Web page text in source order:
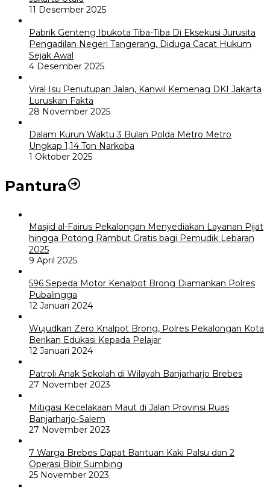
11 Desember 2025
Pabrik Genteng Ibukota Tiba-Tiba Di Eksekusi Jurusita
Pengadilan Negeri Tangerang, Diduga Cacat Hukum
Sejak Awal
4 Desember 2025
Viral Isu Penutupan Jalan, Kanwil Kemenag DKI Jakarta
Luruskan Fakta
28 November 2025
Dalam Kurun Waktu 3 Bulan Polda Metro Metro
Ungkap 1,14 Ton Narkoba
1 Oktober 2025
Pantura
Masjid al-Fairus Pekalongan Menyediakan Layanan Pijat
hingga Potong Rambut Gratis bagi Pemudik Lebaran
2025
9 April 2025
596 Sepeda Motor Kenalpot Brong Diamankan Polres
Pubalingga
12 Januari 2024
Wujudkan Zero Knalpot Brong, Polres Pekalongan Kota
Berikan Edukasi Kepada Pelajar
12 Januari 2024
Patroli Anak Sekolah di Wilayah Banjarharjo Brebes
27 November 2023
Mitigasi Kecelakaan Maut di Jalan Provinsi Ruas
Banjarharjo-Salem
27 November 2023
7 Warga Brebes Dapat Bantuan Kaki Palsu dan 2
Operasi Bibir Sumbing
25 November 2023